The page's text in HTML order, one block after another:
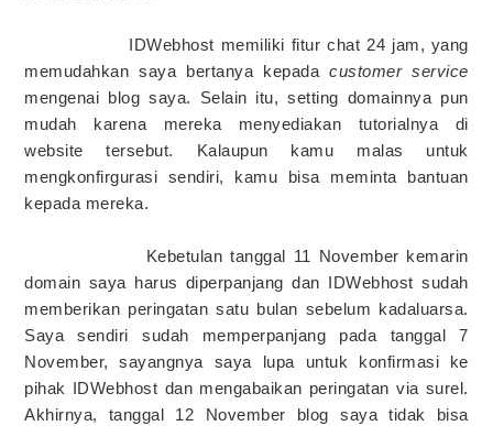
IDWebhost memiliki fitur chat 24 jam, yang
memudahkan saya bertanya kepadacustomer service
mengenai blog saya. Selain itu, setting domainnya pun
mudah karena mereka menyediakan tutorialnya di
website tersebut. Kalaupun kamu malas untuk
mengkonfirgurasi sendiri, kamu bisa meminta bantuan
kepada mereka.
Kebetulan tanggal 11 November kemarin
domain saya harus diperpanjang dan IDWebhost sudah
memberikan peringatan satu bulan sebelum kadaluarsa.
Saya sendiri sudah memperpanjang pada tanggal 7
November, sayangnya saya lupa untuk konfirmasi ke
pihak IDWebhost dan mengabaikan peringatan via surel.
Akhirnya, tanggal 12 November blog saya tidak bisa